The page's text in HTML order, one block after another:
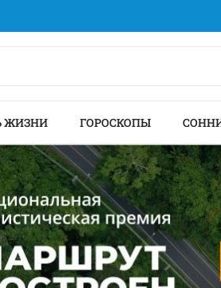
ЖИЗНИ ГОРОСКОПЫ